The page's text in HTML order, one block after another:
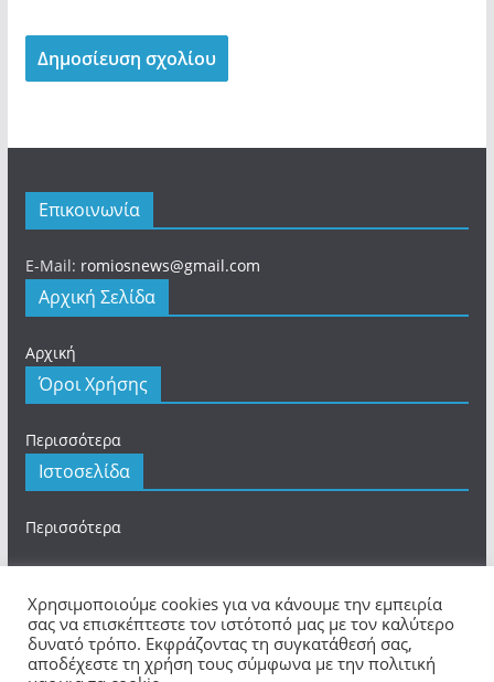
Επικοινωνία
E-Mail: romiosnews@gmail.com
Αρχική Σελίδα
Αρχική
Όροι Χρήσης
Περισσότερα
Ιστοσελίδα
Περισσότερα
Πνευματικά Δικαιώματα © 2026romios.online. Τα
πνευματικά δικαιώματα προστατεύονται.
Χρησιμοποιούμε cookies για να κάνουμε την εμπειρία
σας να επισκέπτεστε τον ιστότοπό μας με τον καλύτερο
δυνατό τρόπο. Εκφράζοντας τη συγκατάθεσή σας,
αποδέχεστε τη χρήση τους σύμφωνα με την πολιτική